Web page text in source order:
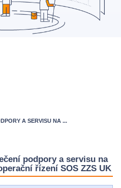
A SERVISU NA ...
podpory a servisu na
řízení SOS ZZS UK